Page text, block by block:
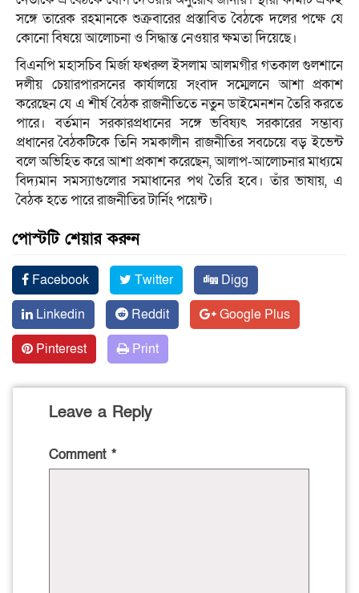
সঙ্গে তারেক রহমানকে শুক্রবারের প্রস্তাবিত বৈঠকে দলের পক্ষে যে
কোনো বিষয়ে আলোচনা ও সিদ্ধান্ত নেওয়ার ক্ষমতা দিয়েছে।
বিএনপি মহাসচিব মির্জা ফখরুল ইসলাম আলমগীর গতকাল গুলশানে
দলীয় চেয়ারপারসনের কার্যালয়ে সংবাদ সম্মেলনে আশা প্রকাশ
করেছেন যে এ শীর্ষ বৈঠক রাজনীতিতে নতুন ডাইমেনশন তৈরি করতে
পারে। বর্তমান সরকারপ্রধানের সঙ্গে ভবিষ্যৎ সরকারের সম্ভাব্য
প্রধানের বৈঠকটিকে তিনি সমকালীন রাজনীতির সবচেয়ে বড় ইভেন্ট
বলে অভিহিত করে আশা প্রকাশ করেছেন, আলাপ-আলোচনার মাধ্যমে
বিদ্যমান সমস্যাগুলোর সমাধানের পথ তৈরি হবে। তাঁর ভাষায়, এ
বৈঠক হতে পারে রাজনীতির টার্নিং পয়েন্ট।
পোস্টটি শেয়ার করুন
Facebook Twitter
Digg
Linkedin
Reddit
Google Plus
Pinterest
Print
Leave a Reply
Comment *